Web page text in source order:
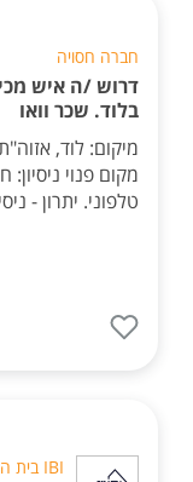
חברה חסויה
דרוש /ה איש
בלוד. שכר וואו
מיקום: לוד,
מקום פנוי
טלפוני. יתרון -
IBI בית השקעות